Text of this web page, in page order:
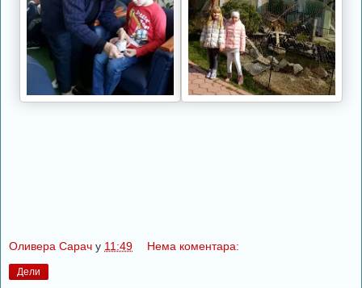
Оливера Сарач у 11:49 Нема коментара:
Дели